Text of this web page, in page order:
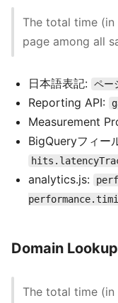
The total time
page among all
日本語表記: ペー
Reporting API:
Measurement
BigQueryフィー
analytics.js:
Domain
The total time (in